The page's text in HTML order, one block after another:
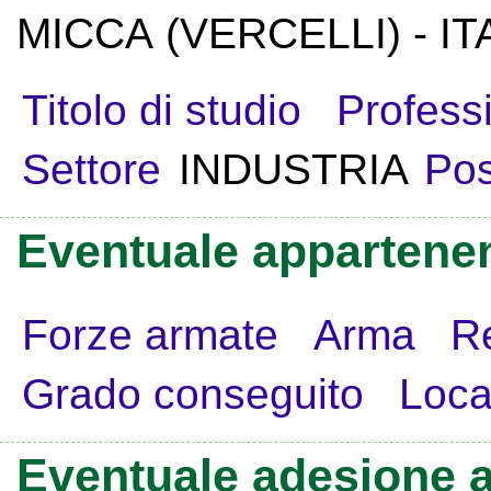
MICCA (VERCELLI) -
Titolo di studio
Settore INDUSTRIA
Eventuale
Forze armate Arma
Grado conseguito
Eventuale adesione